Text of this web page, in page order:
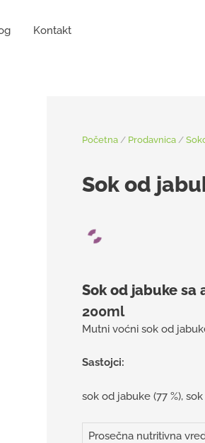
Kontakt
Početna / Prodavnica /
Sok od
Sok od jabuke sa
200ml
Mutni voćni sok od
Sastojci:
sok od jabuke (77 %),
Prosečna nutritivna